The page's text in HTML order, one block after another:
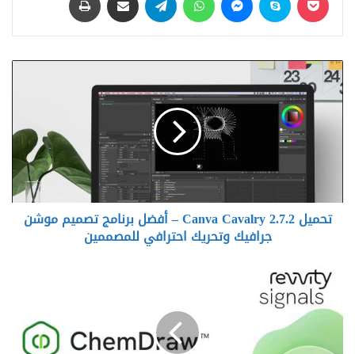
تحميل
Canva
Cavalry
موشن
جرافيك
للمصممين
تحميل Canva Cavalry 2.7.2 – أفضل برنامج تصميم موشن
جرافيك وتحريك احترافي للمصممين
تحميل
ChemDraw
Professional
Suite